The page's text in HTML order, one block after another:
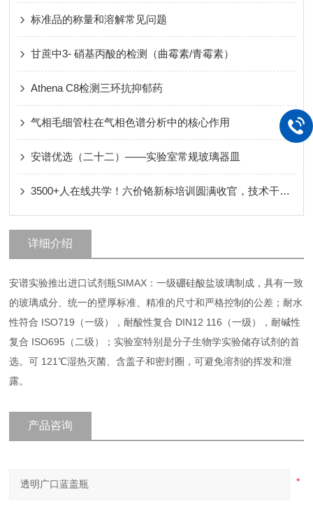
标准品的称量和溶解常见问题
甘蔗中3- 硝基丙酸的检测（曲霉素/青霉素）
Athena C8检测三环抗抑郁药
气相毛细管柱在气相色谱分析中的核心作用
安谱优选（二十二）——实验室常规玻璃器皿
3500+人在线共学！六价铬新标培训圆满收官，技术干货核心要点！
详细介绍
安谱实验推出进口试剂瓶SIMAX：一级硼硅酸盐玻璃制成，具有一致
的玻璃成分、统一的壁厚标准、精准的尺寸和严格控制的公差；耐水
性符合 ISO719（一级），耐酸性复合 DIN12 116（一级），耐碱性
复合 ISO695（二级）；实验室特别是分子生物学实验储存试剂的首
选。可 121℃湿热灭菌、含盖子和密封圈，可避免溶剂的挥发和泄
露。
产品咨询